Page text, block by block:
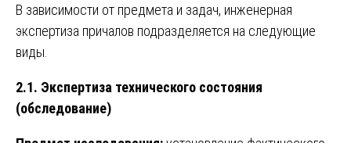
В зависимости от предмета и задач, инженерная
экспертиза причалов подразделяется на следующие
виды.
2.1. Экспертиза технического состояния
(обследование)